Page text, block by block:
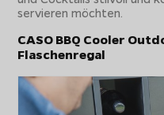
servieren möchten.
CASO BBQ Cooler
Flaschenregal